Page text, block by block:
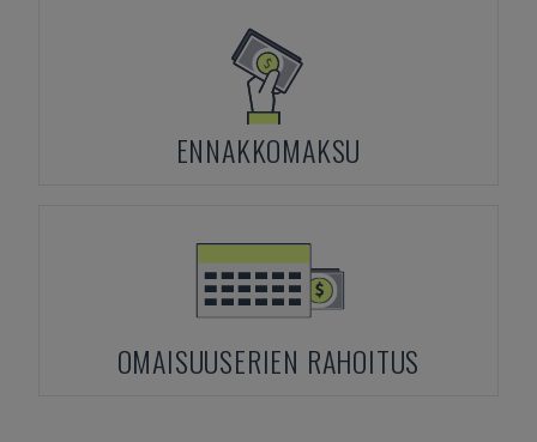
ENNAKKOMAKSU
OMAISUUSERIEN RAHOITUS